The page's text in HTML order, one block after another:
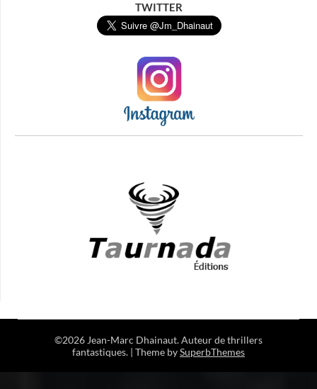
TWITTER
©2026 Jean-Marc Dhainaut. Auteur de thrillers
fantastiques. | Theme bySuperbThemes